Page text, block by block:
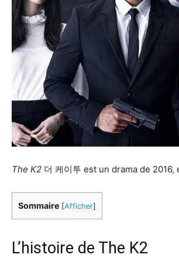
The K2 더 케이투 est un drama de 2016,
Sommaire [Afficher]
L’histoire de The K2